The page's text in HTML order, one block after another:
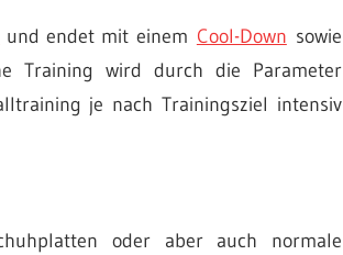
und endet mit einem Cool-Down sowie
Training wird durch die Parameter
je nach Trainingsziel intensiv
oder aber auch normale